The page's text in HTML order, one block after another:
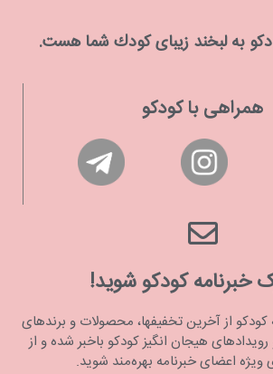
به لبخند زیبای كودك شما هست.
همراهی با کودکو
خبرنامه کودکو شوید!
از آخرین تخفیفها، محصولات و برندهای
هیجان انگیز کودکو باخبر شده و از
ویژه اعضای خبرنامه بهره‌مند شوید.